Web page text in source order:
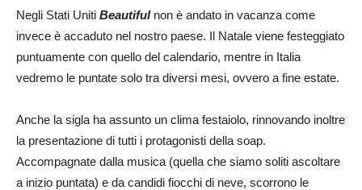
Negli Stati Uniti Beautiful non è andato in vacanza come
invece è accaduto nel nostro paese. Il Natale viene festeggiato
puntuamente con quello del calendario, mentre in Italia
vedremo le puntate solo tra diversi mesi, ovvero a fine estate.
Anche la sigla ha assunto un clima festaiolo, rinnovando inoltre
la presentazione di tutti i protagonisti della soap.
Accompagnate dalla musica (quella che siamo soliti ascoltare
a inizio puntata) e da candidi fiocchi di neve, scorrono le